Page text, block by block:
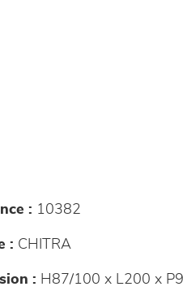
: 10382
: CHITRA
: H87/100 x L200 x